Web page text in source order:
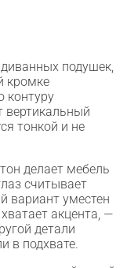
подушек,
кромке
контуру
вертикальный
тонкой и не
делает мебель
считывает
вариант уместен
акцента, —
детали
в подхвате.